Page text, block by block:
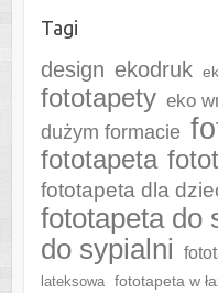
Tagi
design ekodruk
fototapety eko
dużym formacie
fototapeta
fototapeta dla
fototapeta do
do sypialni
lateksowa
fototapeta w